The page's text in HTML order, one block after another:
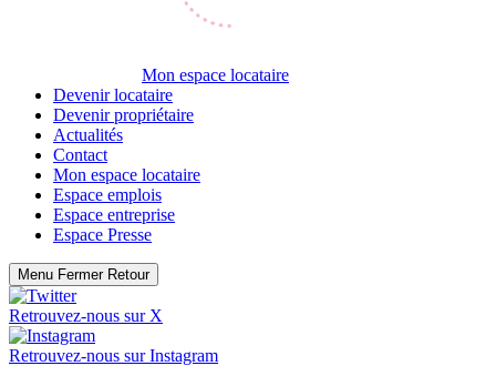
Mon espace locataire
Devenir locataire
Devenir propriétaire
Actualités
Contact
Mon espace locataire
Espace emplois
Espace entreprise
Espace Presse
Menu Fermer Retour
Retrouvez-nous sur X
Retrouvez-nous surInstagram